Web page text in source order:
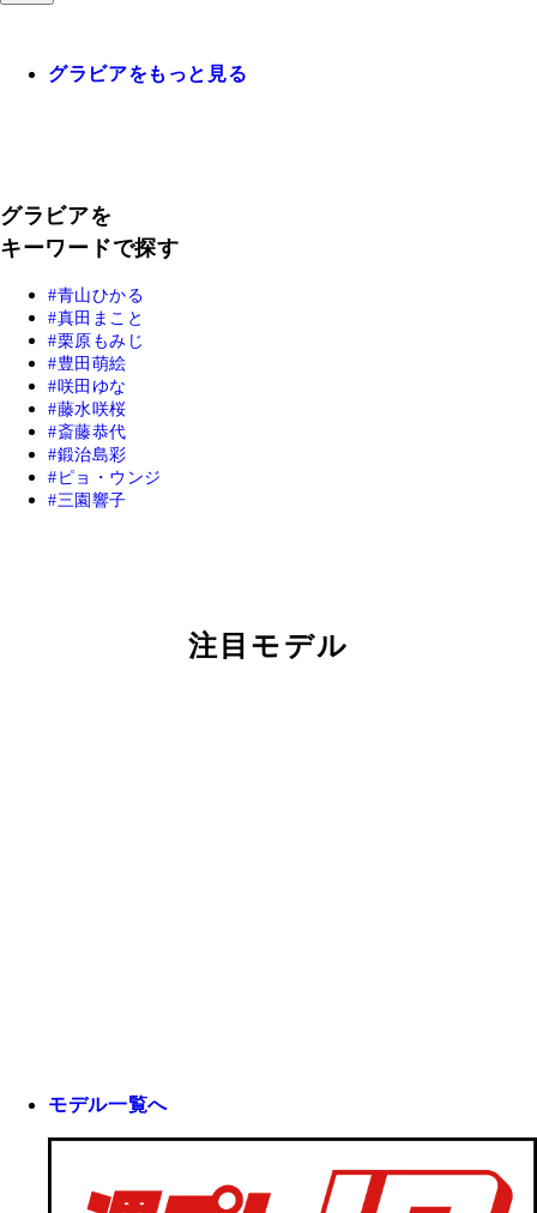
グラビアをもっと見る
グラビアを
キーワードで探す
青山ひかる
真田まこと
栗原もみじ
豊田萌絵
咲田ゆな
藤水咲桜
斎藤恭代
鍛治島彩
ピョ・ウンジ
三園響子
注目モデル
モデル一覧へ